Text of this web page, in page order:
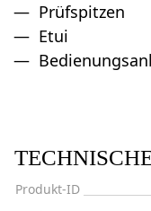
Prüfspitzen
Etui
Produkt-ID